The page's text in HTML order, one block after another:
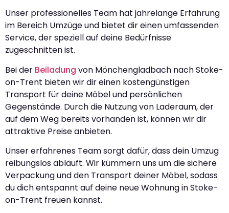
Unser professionelles Team hat jahrelange Erfahrung
im Bereich Umzüge und bietet dir einen umfassenden
Service, der speziell auf deine Bedürfnisse
zugeschnitten ist.
Bei der Beiladung von Mönchengladbach nach Stoke-
on-Trent bieten wir dir einen kostengünstigen
Transport für deine Möbel und persönlichen
Gegenstände. Durch die Nutzung von Laderaum, der
auf dem Weg bereits vorhanden ist, können wir dir
attraktive Preise anbieten.
Unser erfahrenes Team sorgt dafür, dass dein Umzug
reibungslos abläuft. Wir kümmern uns um die sichere
Verpackung und den Transport deiner Möbel, sodass
du dich entspannt auf deine neue Wohnung in Stoke-
on-Trent freuen kannst.